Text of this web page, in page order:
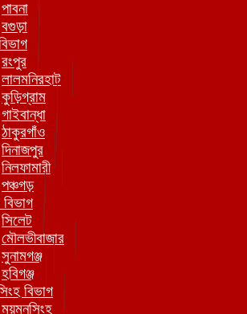
পাবনা
বগুড়া
রংপুর
লালমনিরহাট
কুড়িগ্রাম
গাইবান্ধা
ঠাকুরগাঁও
দিনাজপুর
নিলফামারী
পঞ্চগড়
সিলেট
মৌলভীবাজার
সুনামগঞ্জ
হবিগঞ্জ
বিভাগ
ময়মনসিংহ